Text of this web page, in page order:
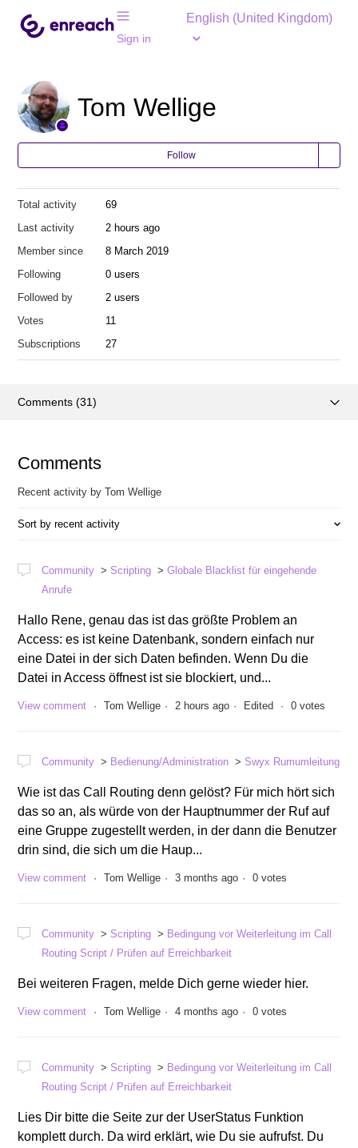
Sign in
English (United Kingdom)
Tom Wellige
Follow
Total activity
69
Last activity
2 hours ago
Member since
8 March 2019
Following
0 users
Followed by
2 users
Votes
11
Subscriptions
27
Comments (31)
Comments
Recent activity by Tom Wellige
Sort by recent activity
Community Scripting
Globale Blacklist für eingehende
Anrufe
Hallo Rene, genau das ist das größte Problem an
Access: es ist keine Datenbank, sondern einfach nur
eine Datei in der sich Daten befinden. Wenn Du die
Datei in Access öffnest ist sie blockiert, und...
View comment Tom Wellige 2 hours ago Edited 0 votes
Community Bedienung/Administration Swyx Rumumleitung
Wie ist das Call Routing denn gelöst? Für mich hört sich
das so an, als würde von der Hauptnummer der Ruf auf
eine Gruppe zugestellt werden, in der dann die Benutzer
drin sind, die sich um die Haup...
View comment Tom Wellige 3 months ago 0 votes
Community Scripting
Bedingung vor Weiterleitung im Call
Routing Script / Prüfen auf Erreichbarkeit
Bei weiteren Fragen, melde Dich gerne wieder hier.
View comment Tom Wellige 4 months ago 0 votes
Community Scripting
Bedingung vor Weiterleitung im Call
Routing Script / Prüfen auf Erreichbarkeit
Lies Dir bitte die Seite zur der UserStatus Funktion
komplett durch. Da wird erklärt, wie Du sie aufrufst. Du